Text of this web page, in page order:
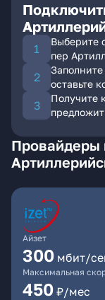
Выберите
пер
оставьте
Получите
Провайдеры
Айзет
300 мбит/
Максимальная
450 ₽/мес